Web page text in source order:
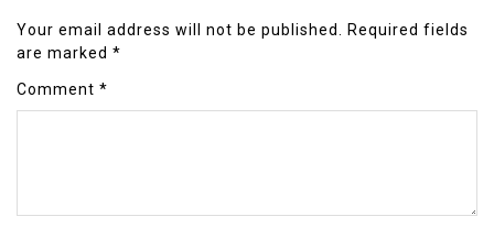
Your email address will not be published. Required fields
are marked *
Comment *